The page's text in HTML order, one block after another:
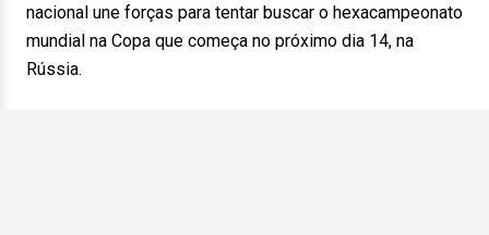
nacional une forças para tentar buscar o hexacampeonato
mundial na Copa que começa no próximo dia 14, na
Rússia.